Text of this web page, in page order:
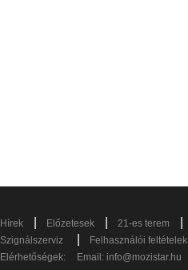
Hírek Előzetesek 21-es terem
Szignálszerviz
Felhasználói feltételek
Elérhetőségek:
Email: info@mozistar.hu